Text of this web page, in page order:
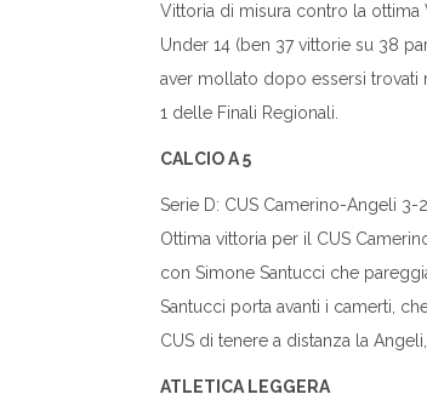
Vittoria di misura contro la ottima
Under 14 (ben 37 vittorie su 38
aver mollato dopo essersi trovati
1 delle Finali Regionali.
CALCIO A 5
Serie D: CUS Camerino-Angeli 3-2
Ottima vittoria per il CUS
con Simone Santucci che
Santucci porta avanti i camerti,
CUS di tenere a distanza la
ATLETICA LEGGERA